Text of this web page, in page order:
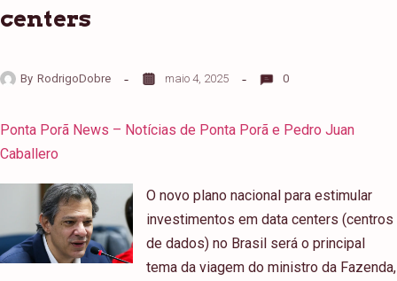
centers
By RodrigoDobre maio 4, 2025 0
Ponta Porã News – Notícias de Ponta Porã e Pedro Juan
Caballero
O novo plano nacional para estimular
investimentos em data centers (centros
de dados) no Brasil será o principal
tema da viagem do ministro da Fazenda,